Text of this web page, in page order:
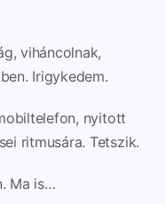
viháncolnak,
Irigykedem.
nyitott
ritmusára. Tetszik.
Ma is…